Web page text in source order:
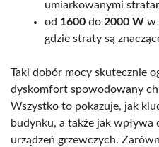
umiarkowanymi
od 1600 do 2000 W w
gdzie straty są
Taki dobór mocy skutecznie
dyskomfort spowodowany
Wszystko to pokazuje, jak
budynku, a także jak
urządzeń grzewczych.